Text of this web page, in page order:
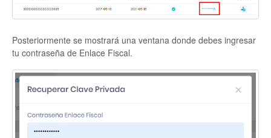
Posteriormente se mostrará una ventana donde debes ingresar
tu contraseña de Enlace Fiscal.